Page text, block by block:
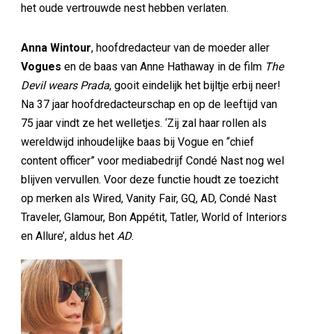
het oude vertrouwde nest hebben verlaten.
Anna Wintour, hoofdredacteur van de moeder aller
Vogues en de baas van Anne Hathaway in de film The
Devil wears Prada, gooit eindelijk het bijltje erbij neer!
Na 37 jaar hoofdredacteurschap en op de leeftijd van
75 jaar vindt ze het welletjes. ‘Zij zal haar rollen als
wereldwijd inhoudelijke baas bij Vogue en “chief
content officer” voor mediabedrijf Condé Nast nog wel
blijven vervullen. Voor deze functie houdt ze toezicht
op merken als Wired, Vanity Fair, GQ, AD, Condé Nast
Traveler, Glamour, Bon Appétit, Tatler, World of Interiors
en Allure’, aldus het AD.